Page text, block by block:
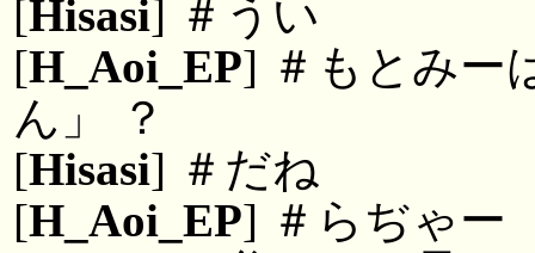
[Hisasi] ＃うい
[H_Aoi_EP] ＃もとみー
ん」 ？
[Hisasi] ＃だね
[H_Aoi_EP] ＃らぢゃー